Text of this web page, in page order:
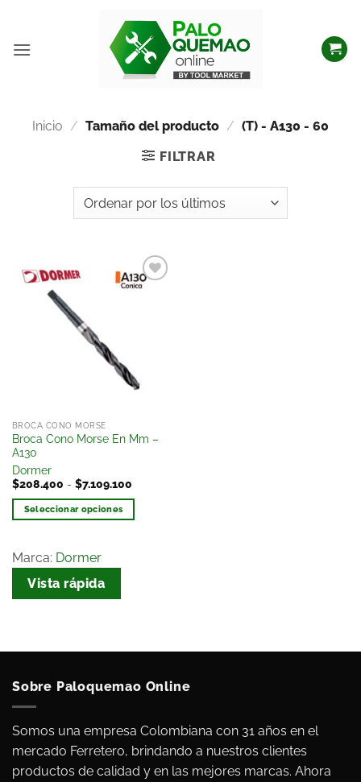
Inicio / Tamaño del producto / (T) - A130 - 60
FILTRAR
BROCA CONO MORSE
Broca Cono Morse En Mm –
A130
Dormer
$208.400 - $7.109.100
Seleccionar opciones
Marca: Dormer
Vista rápida
Sobre Paloquemao Online
Somos una empresa Colombiana con 31 años en el
mercado Ferretero, brindando a nuestros clientes
productos de calidad y en las mejores marcas. Ahora